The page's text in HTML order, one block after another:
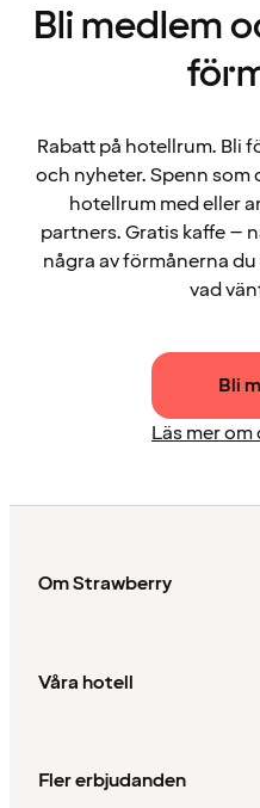
Bli medlem
Rabatt på hotellrum. Bli
och nyheter. Spenn som
hotellrum med eller
partners. Gratis kaffe –
några av förmånerna
vad
Bli
Läs mer
Om Strawberry
Våra hotell
Fler erbjudanden